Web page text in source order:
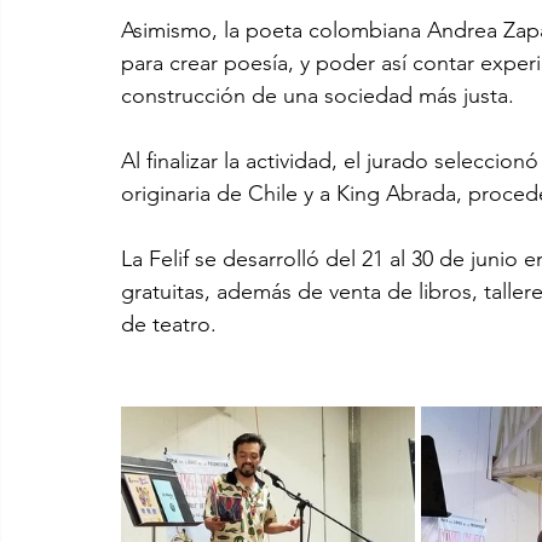
Asimismo, la poeta colombiana Andrea
para crear poesía, y poder así contar
construcción de una sociedad más justa.
Al finalizar la actividad, el jurado
originaria de Chile y a King Abrada,
La Felif se desarrolló del 21 al 30 de junio
gratuitas, además de venta de libros,
de teatro.